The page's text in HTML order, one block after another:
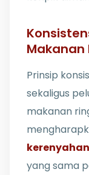
Makanan
Prinsip
sekaligus
makanan
kerenyahan
yang sama